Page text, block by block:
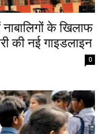
के खिलाफ
की नई गाइडलाइन
0